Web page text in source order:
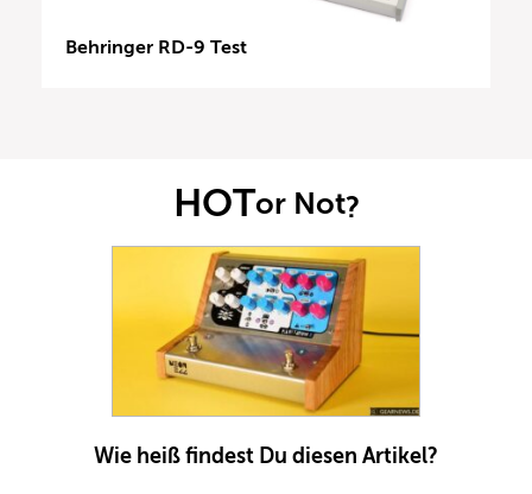
Behringer RD-9 Test
HOTor Not?
Wie heiß findest Du diesen Artikel?